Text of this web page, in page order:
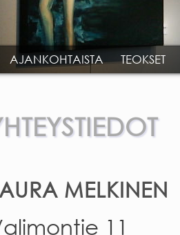
AJANKOHTAISTA TEOKSET
MELKINEN
11